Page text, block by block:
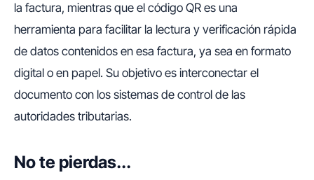
la factura, mientras que el código QR es una
herramienta para facilitar la lectura y verificación rápida
de datos contenidos en esa factura, ya sea en formato
digital o en papel. Su objetivo es interconectar el
documento con los sistemas de control de las
autoridades tributarias.
No te pierdas...